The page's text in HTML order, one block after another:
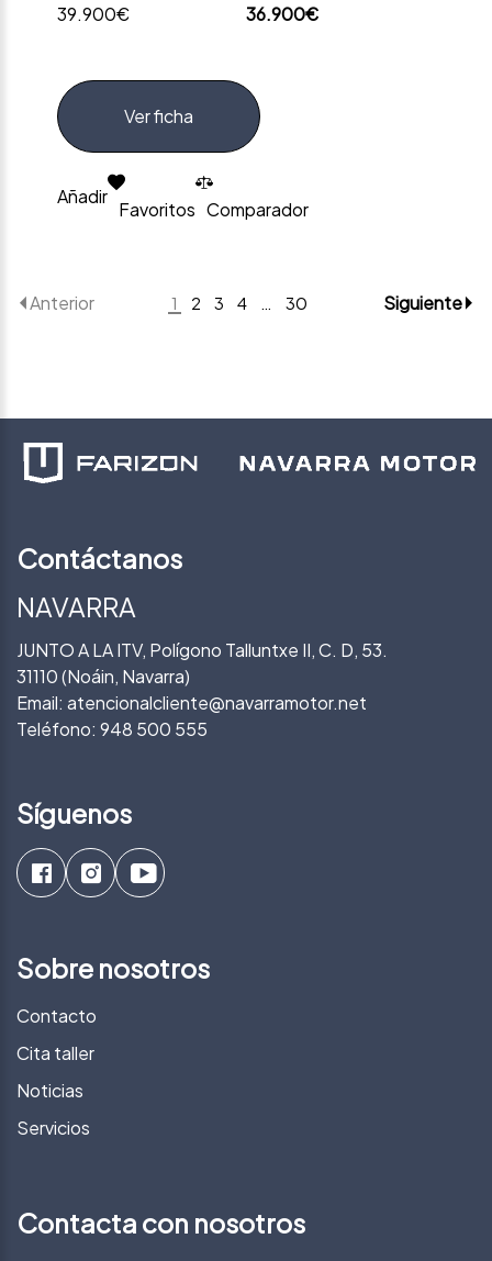
39.900€
36.900€
Ver ficha
Añadir
Favoritos Comparador
Anterior 1 2 3 4 30 Siguiente
Contáctanos
NAVARRA
JUNTO A LA ITV, Polígono Talluntxe II, C. D, 53.
31110 (Noáin, Navarra)
Email: atencionalcliente@navarramotor.net
Teléfono: 948 500 555
Síguenos
Sobre nosotros
Contacto
Cita taller
Noticias
Servicios
Contacta con nosotros